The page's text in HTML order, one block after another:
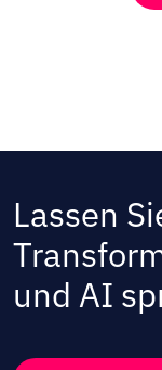
Lassen
und AI